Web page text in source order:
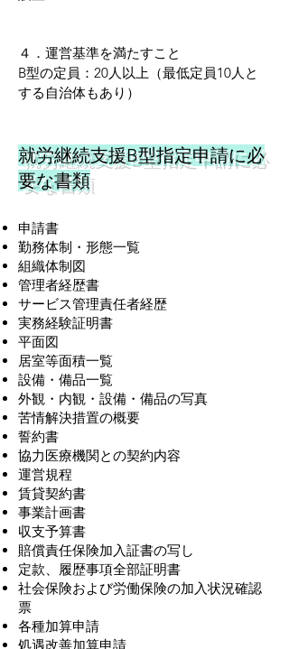
４．運営基準を満たすこと
B型の定員：20人以上（最低定員10人と
する自治体もあり）
就労継続支援B型指定申請に必
要な書類
申請書
勤務体制・形態一覧
組織体制図
管理者経歴書
サービス管理責任者経歴
実務経験証明書
平面図
居室等面積一覧
設備・備品一覧
外観・内観・設備・備品の写真
苦情解決措置の概要
誓約書
協力医療機関との契約内容
運営規程
賃貸契約書
事業計画書
収支予算書
賠償責任保険加入証書の写し
定款、履歴事項全部証明書
社会保険および労働保険の加入状況確認
票
各種加算申請
処遇改善加算申請